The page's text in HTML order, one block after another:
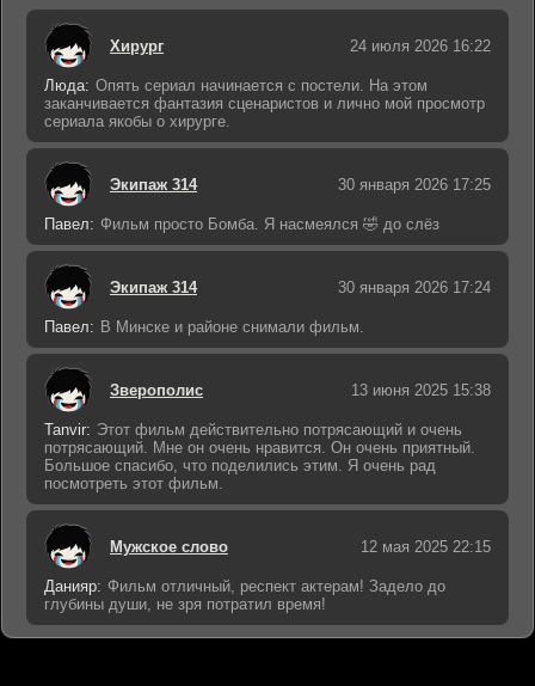
Хирург 24 июля 2026 16:22
Люда: Опять сериал начинается с постели. На этом
заканчивается фантазия сценаристов и лично мой просмотр
сериала якобы о хирурге.
Экипаж 314 30 января 2026 17:25
Павел: Фильм просто Бомба. Я насмеялся 🤣 до слёз
Экипаж 314 30 января 2026 17:24
Павел: В Минске и районе снимали фильм.
Зверополис 13 июня 2025 15:38
Tanvir: Этот фильм действительно потрясающий и очень
потрясающий. Мне он очень нравится. Он очень приятный.
Большое спасибо, что поделились этим. Я очень рад
посмотреть этот фильм.
Мужское слово 12 мая 2025 22:15
Данияр: Фильм отличный, респект актерам! Задело до
глубины души, не зря потратил время!